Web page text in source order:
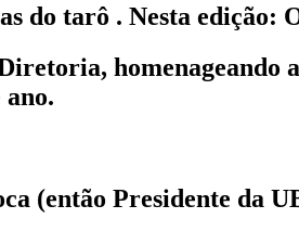
do tarô . Nesta
homenageando
(então Presidente da